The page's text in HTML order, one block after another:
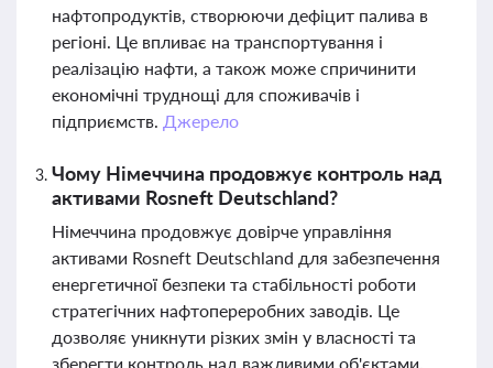
нафтопродуктів, створюючи дефіцит палива в
регіоні. Це впливає на транспортування і
реалізацію нафти, а також може спричинити
економічні труднощі для споживачів і
підприємств. Джерело
Чому Німеччина продовжує контроль над
активами Rosneft Deutschland?
Німеччина продовжує довірче управління
активами Rosneft Deutschland для забезпечення
енергетичної безпеки та стабільності роботи
стратегічних нафтопереробних заводів. Це
дозволяє уникнути різких змін у власності та
зберегти контроль над важливими об'єктами.